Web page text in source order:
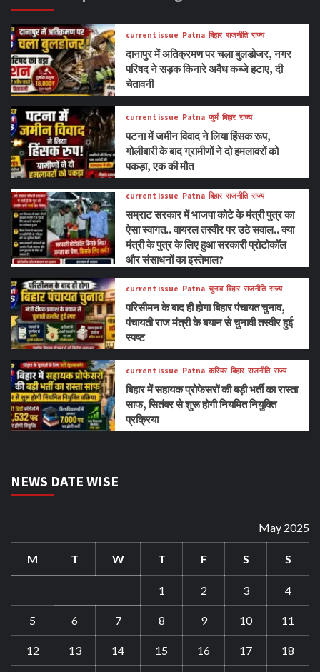
current issue Patna बिहार राजनीति राज्य
दानापुर में अतिक्रमण पर चला बुलडोजर, नगर
परिषद ने सड़क किनारे अवैध कब्जे हटाए, दी
चेतावनी
current issue Patna जुर्म बिहार राज्य
पटना में जमीन विवाद ने लिया हिंसक रूप,
गोलीबारी के बाद ग्रामीणों ने दो हमलावरों को
पकड़ा, एक की मौत
current issue Patna बिहार राजनीति राज्य
सम्राट सरकार में भाजपा कोटे के मंत्री पुत्र का
ऐसा स्वागत.. वायरल तस्वीर पर उठे सवाल.. क्या
मंत्री के पुत्र के लिए हुआ सरकारी प्रोटोकॉल
और संसाधनों का इस्तेमाल?
current issue Patna चुनाव बिहार राजनीति राज्य
परिसीमन के बाद ही होगा बिहार पंचायत चुनाव,
पंचायती राज मंत्री के बयान से चुनावी तस्वीर हुई
स्पष्ट
current issue Patna करियर बिहार राजनीति राज्य
बिहार में सहायक प्रोफेसरों की बड़ी भर्ती का रास्ता
साफ, सितंबर से शुरू होगी नियमित नियुक्ति
प्रक्रिया
NEWS DATE WISE
May 2025
M T W T F S S
1 2 3 4
5 6 7 8 9 10 11
12 13 14 15 16 17 18